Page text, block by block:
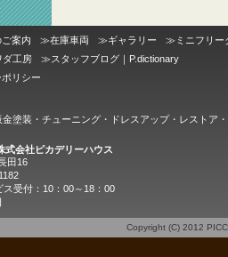
案内 ≫在庫車両 ≫ギャラリー ≫ ミニフリー
ダ工房 ≫スタッフブログ｜P.dictionary
リシー
塗装・チューニング・ドレスアップ・レストア
式会社ピカデリーハウス
田16
受付：10：00～18：00
Copyright (C) 2012